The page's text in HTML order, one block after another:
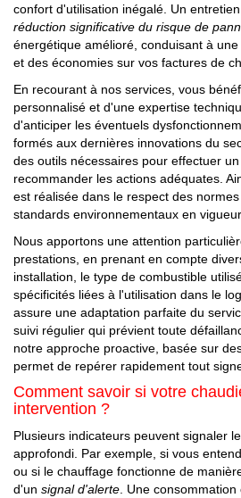
confort d'utilisation inégalé. Un
réduction significative du risque de
énergétique amélioré, conduisant à
et des économies sur vos factures de
En recourant à nos services, vous
personnalisé et d'une expertise
d'anticiper les éventuels
formés aux dernières innovations du
des outils nécessaires pour effectuer
recommander les actions adéquates.
est réalisée dans le respect des
standards environnementaux en
Nous apportons une attention
prestations, en prenant en compte
installation, le type de combustible
spécificités liées à l'utilisation dans le
assure une adaptation parfaite du
suivi régulier qui prévient toute
notre approche proactive, basée sur
permet de repérer rapidement tout
Comment savoir si votre
intervention ?
Plusieurs indicateurs peuvent signaler
approfondi. Par exemple, si vous
ou si le chauffage fonctionne de
d'un signal d'alerte. Une consommation